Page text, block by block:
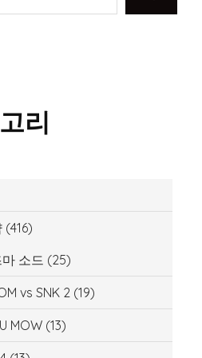
리
(416)
소드 (25)
vs SNK 2(19)
MOW(13)